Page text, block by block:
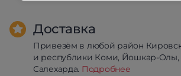
Доставка
Привезём в любой район
и республики Коми, Йошкар-Олы,
Салехарда. Подробнее